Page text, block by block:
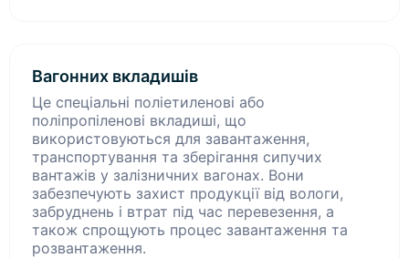
Вагонних вкладишів
Це спеціальні поліетиленові або
поліпропіленові вкладиші, що
використовуються для завантаження,
транспортування та зберігання сипучих
вантажів у залізничних вагонах. Вони
забезпечують захист продукції від вологи,
забруднень і втрат під час перевезення, а
також спрощують процес завантаження та
розвантаження.